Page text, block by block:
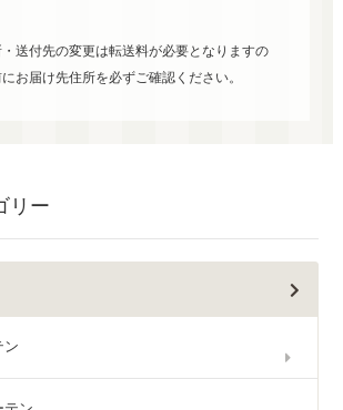
送付先の変更は転送料が必要となりますの
お届け先住所を必ずご確認ください。
リー
ン